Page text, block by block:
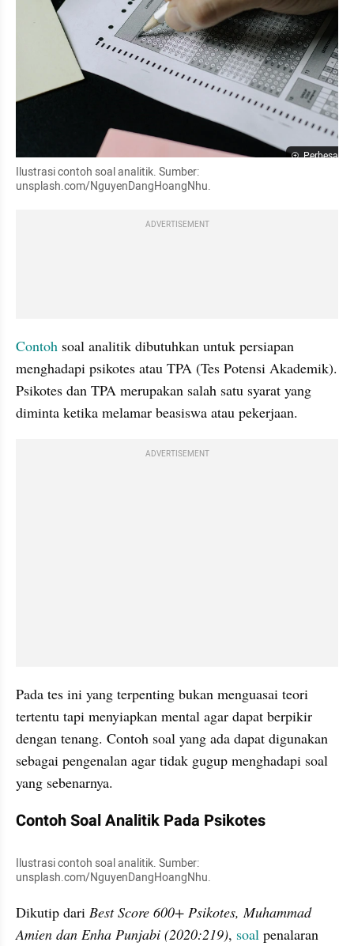
Perbesar
Ilustrasi contoh soal analitik. Sumber:
unsplash.com/NguyenDangHoangNhu.
ADVERTISEMENT
Contoh soal analitik dibutuhkan untuk persiapan
menghadapi psikotes atau TPA (Tes Potensi Akademik).
Psikotes dan TPA merupakan salah satu syarat yang
diminta ketika melamar beasiswa atau pekerjaan.
ADVERTISEMENT
Pada tes ini yang terpenting bukan menguasai teori
tertentu tapi menyiapkan mental agar dapat berpikir
dengan tenang. Contoh soal yang ada dapat digunakan
sebagai pengenalan agar tidak gugup menghadapi soal
yang sebenarnya.
Contoh Soal Analitik Pada Psikotes
Ilustrasi contoh soal analitik. Sumber:
unsplash.com/NguyenDangHoangNhu.
Dikutip dari Best Score 600+ Psikotes, Muhammad
Amien dan Enha Punjabi (2020:219), soal penalaran